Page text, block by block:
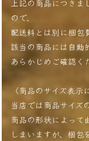
上記の商品につきま
ので、
配送料とは別に梱包
該当の商品には自動
あらかじめご確認く
〈商品のサイズ表示
当店では商品サイズ
商品の形状によって
しまいますが、梱包